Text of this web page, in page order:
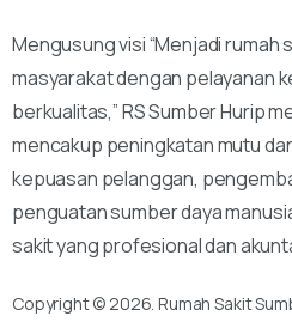
Mengusung visi “Menjadi rumah
masyarakat dengan pelayanan
berkualitas,” RS Sumber Hurip
mencakup peningkatan mutu
kepuasan pelanggan,
penguatan sumber daya
sakit yang profesional dan
Copyright © 2026. Rumah Sakit